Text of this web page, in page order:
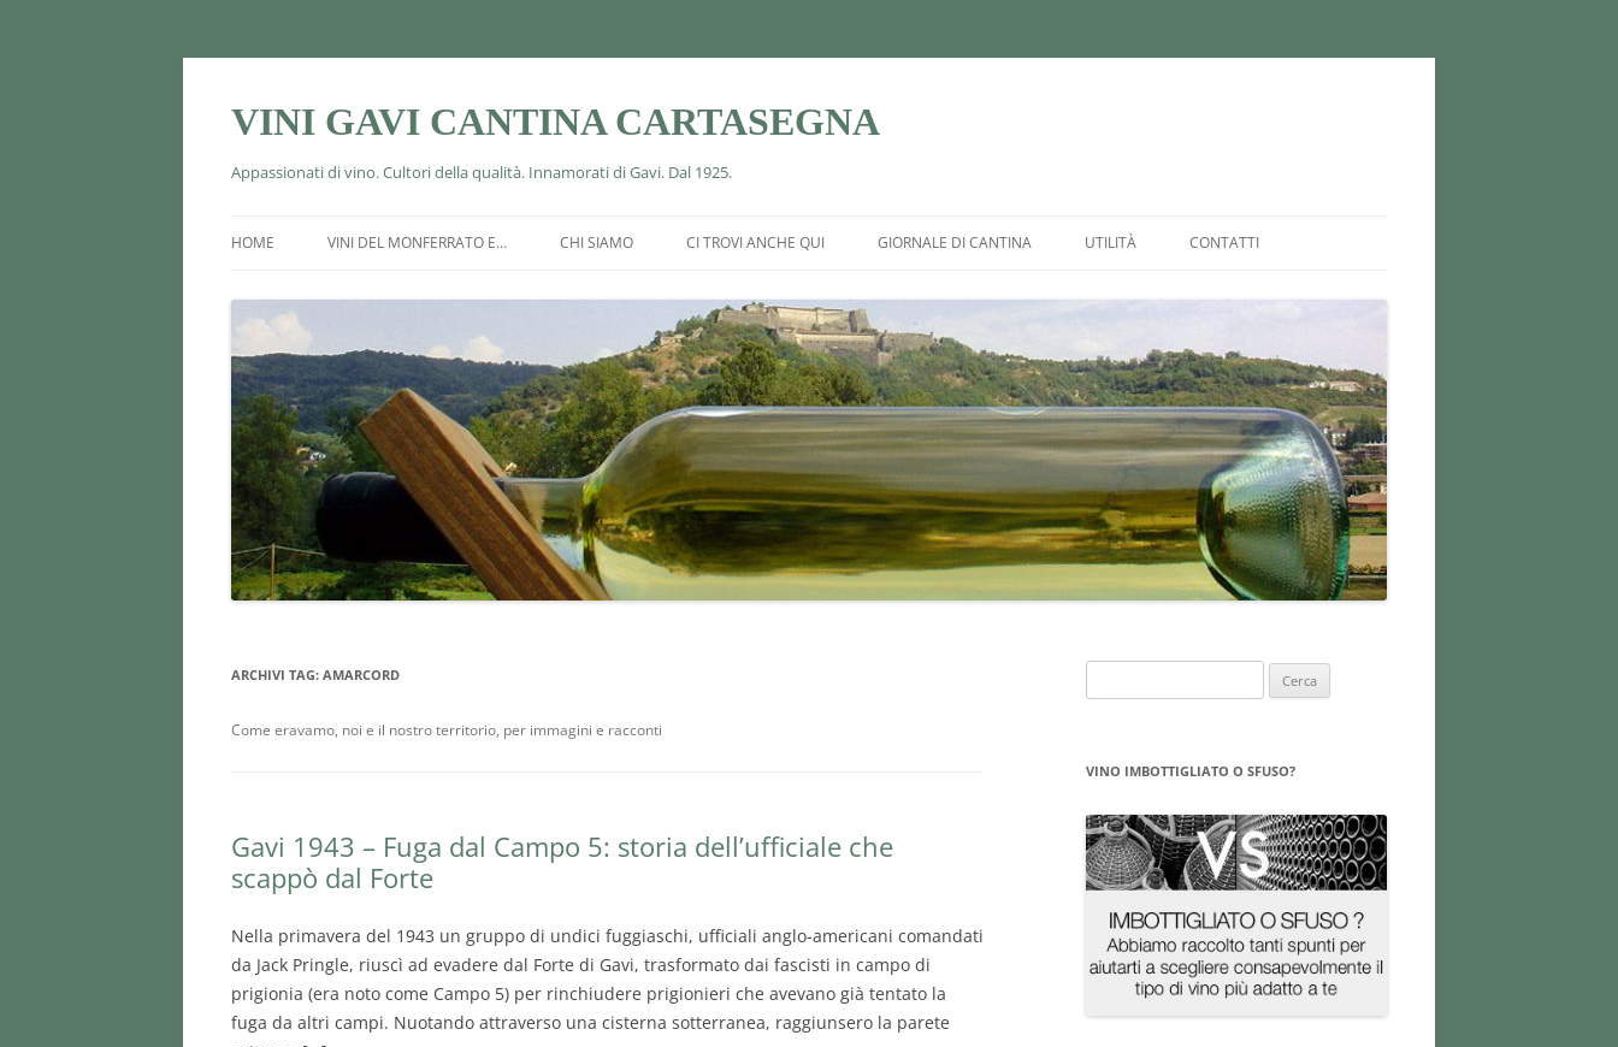
VINI GAVI CANTINA CARTASEGNA
Appassionati di vino. Cultori della qualità. Innamorati di Gavi. Dal 1925.
al
HOME VINI DEL MONFERRATO E…
MONFERRATO DOLCETTO DOC
PIEMONTE MOSCATO DOC
BONARDA DELL’OLTREPÒ PAVESE
ROSATO FRIZZANTE PROVINCIA DI
PAVIA IGT
PROVINCIA DI PAVIA IGT
PINOT CHARDONNAY SPUMANTE
VINI SFUSI IN DAMIGIANA
VINO IN BAG IN BOX
CHI SIAMO CI TROVI ANCHE QUI GIORNALE DI CANTINA UTILITÀ
COOKIE POLICY (UE)
DISCLAIMER
CONTATTI
ARCHIVI TAG: AMARCORD
Come eravamo, noi e il nostro territorio, per immagini e racconti
Gavi 1943 – Fuga dal Campo 5: storia dell’ufficiale che
scappò dal Forte
Nella primavera del 1943 un gruppo di undici fuggiaschi, ufficiali anglo-americani comandati
da Jack Pringle, riuscì ad evadere dal Forte di Gavi, trasformato dai fascisti in campo di
prigionia (era noto come Campo 5) per rinchiudere prigionieri che avevano già tentato la
fuga da altri campi. Nuotando attraverso una cisterna sotterranea, raggiunsero la parete
per:
VINO IMBOTTIGLIATO O SFUSO?